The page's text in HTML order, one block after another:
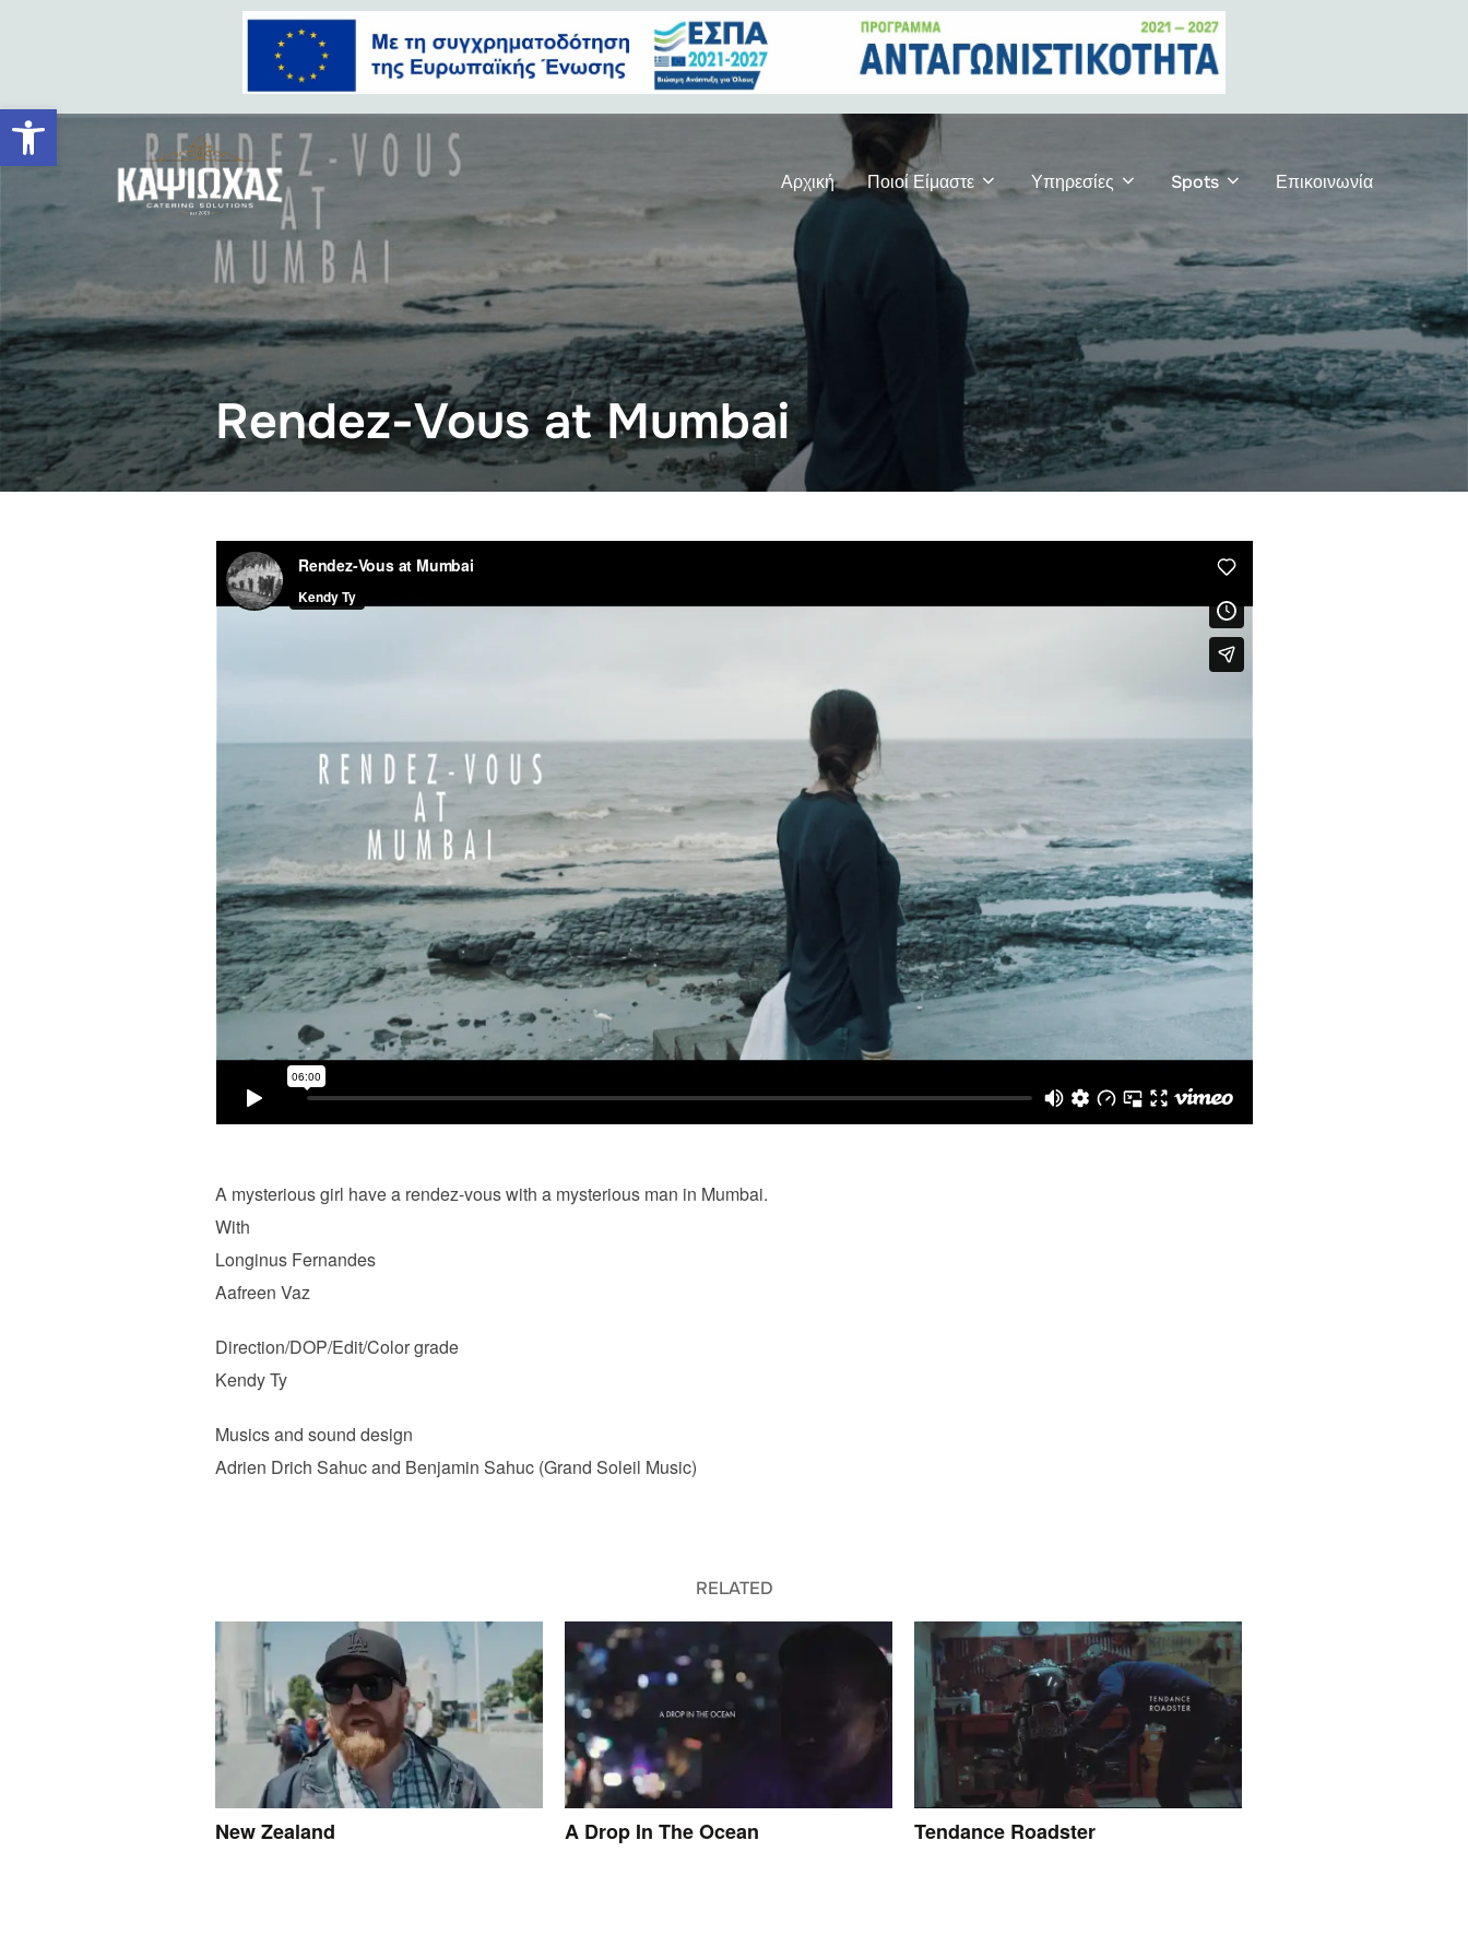
Αρχική Ποιοί Είμαστε Υπηρεσίες Spots Επικοινωνία
Rendez-Vous at Mumbai
A mysterious girl have a rendez-vous with a mysterious man in Mumbai.
With
Longinus Fernandes
Aafreen Vaz
Direction/DOP/Edit/Color grade
Kendy Ty
Musics and sound design
Adrien Drich Sahuc and Benjamin Sahuc (Grand Soleil Music)
RELATED
New Zealand A Drop In The Ocean Tendance Roadster
Ανοίξτε τη γραμμή εργαλείων